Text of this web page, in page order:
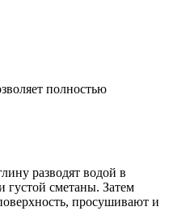
полностью
разводят водой в
густой сметаны. Затем
просушивают и